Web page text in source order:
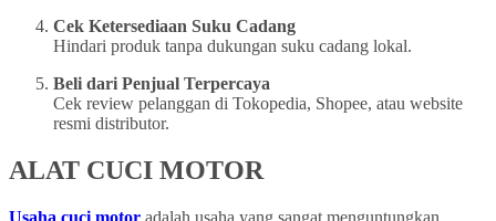
Cek Ketersediaan Suku Cadang
Hindari produk tanpa dukungan suku cadang lokal.
Beli dari Penjual Terpercaya
Cek review pelanggan di Tokopedia, Shopee, atau website
resmi distributor.
ALAT CUCI MOTOR
Usaha cuci motor adalah usaha yang sangat menguntungkan,